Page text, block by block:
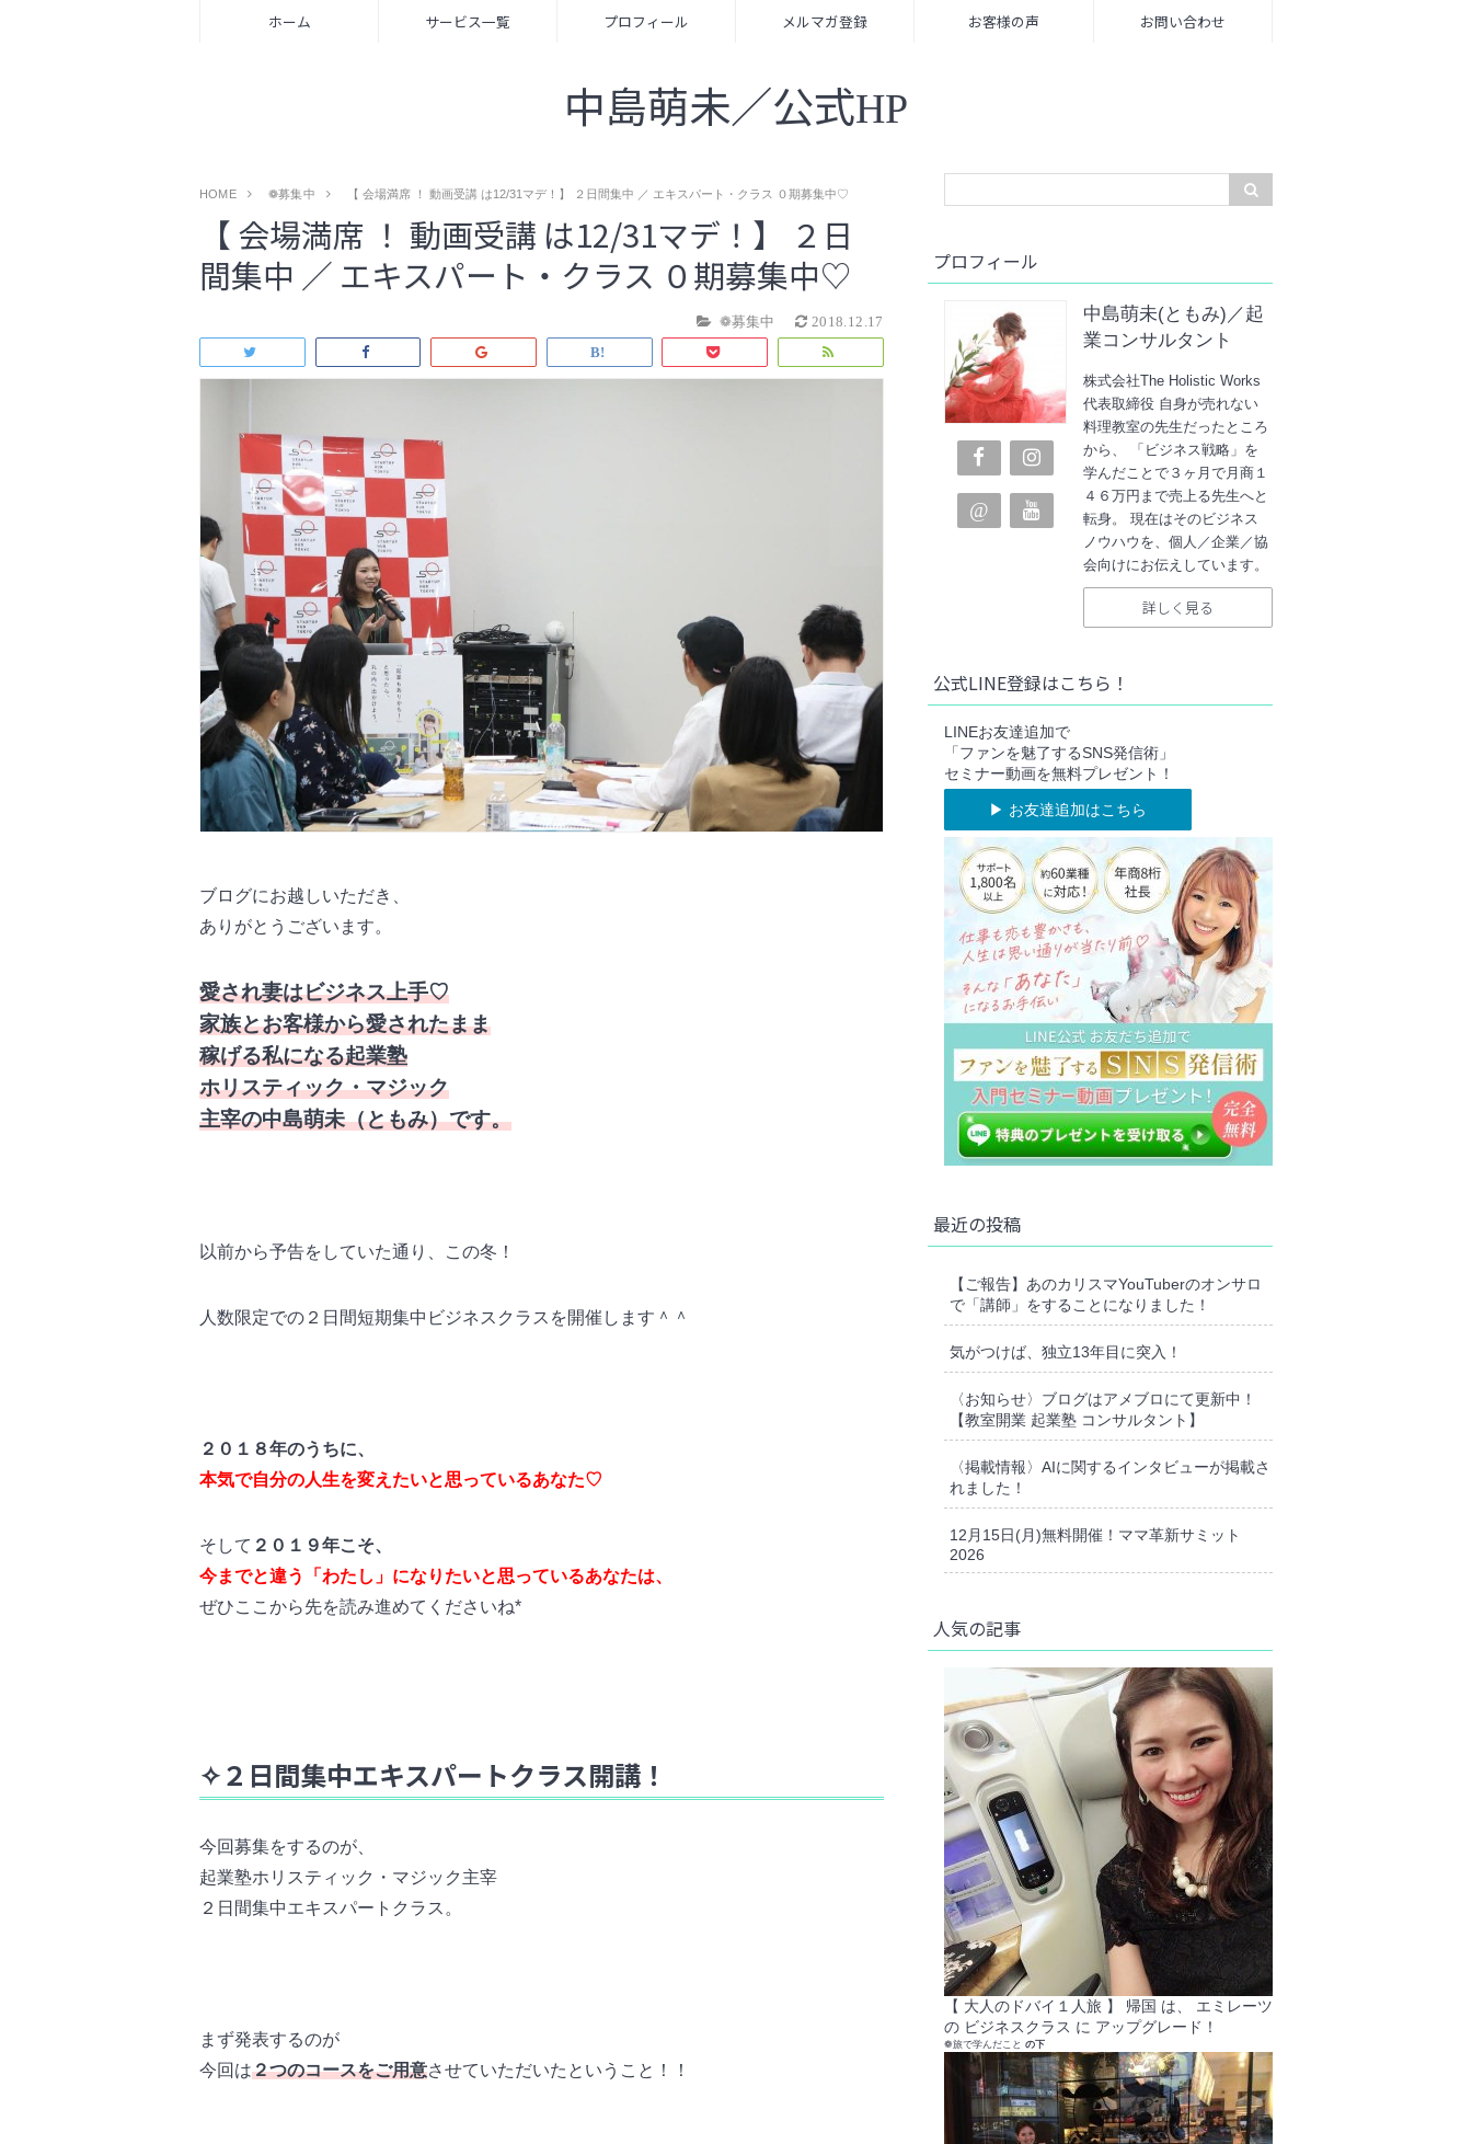
ホーム サービス一覧 プロフィール メルマガ登録 お客様の声 お問い合わせ
中島萌未／公式HP
HOME ❁募集中 【 会場満席 ！ 動画受講 は12/31マデ！】 ２日間集中 ／ エキスパート・クラス ０期募集中♡
【 会場満席 ！ 動画受講 は12/31マデ！】 ２日
間集中 ／ エキスパート・クラス ０期募集中♡
❁募集中 2018.12.17
ブログにお越しいただき、
ありがとうございます。
愛され妻はビジネス上手♡
家族とお客様から愛されたまま
稼げる私になる起業塾
ホリスティック・マジック
主宰の中島萌未（ともみ）です。
以前から予告をしていた通り、この冬！
人数限定での２日間短期集中ビジネスクラスを開催します＾＾
２０１８年のうちに、
本気で自分の人生を変えたいと思っているあなた♡
そして ２０１９年こそ、
今までと違う「わたし」になりたいと思っているあなたは、
ぜひここから先を読み進めてくださいね*
✧２日間集中エキスパートクラス開講！
今回募集をするのが、
起業塾ホリスティック・マジック主宰
２日間集中エキスパートクラス。
まず発表するのが
今回は２つのコースをご用意させていただいたということ！！
プロフィール
中島萌未(ともみ)／起
業コンサルタント
株式会社The Holistic Works
代表取締役 自身が売れない
料理教室の先生だったところ
から、 「ビジネス戦略」を
学んだことで３ヶ月で月商１
４６万円まで売上る先生へと
転身。 現在はそのビジネス
ノウハウを、個人／企業／協
会向けにお伝えしています。
詳しく見る
公式LINE登録はこちら！
LINEお友達追加で
「ファンを魅了するSNS発信術」
セミナー動画を無料プレゼント！
▶︎ お友達追加はこちら
最近の投稿
【ご報告】あのカリスマYouTuberのオンサロ
で「講師」をすることになりました！
気がつけば、独立13年目に突入！
〈お知らせ〉ブログはアメブロにて更新中！
【教室開業 起業塾 コンサルタント】
〈掲載情報〉AIに関するインタビューが掲載さ
れました！
12月15日(月)無料開催！ママ革新サミット
2026
人気の記事
【 大人のドバイ１人旅 】 帰国 は、 エミレーツ
の ビジネスクラス に アップグレード！
❁旅で学んだこと の下